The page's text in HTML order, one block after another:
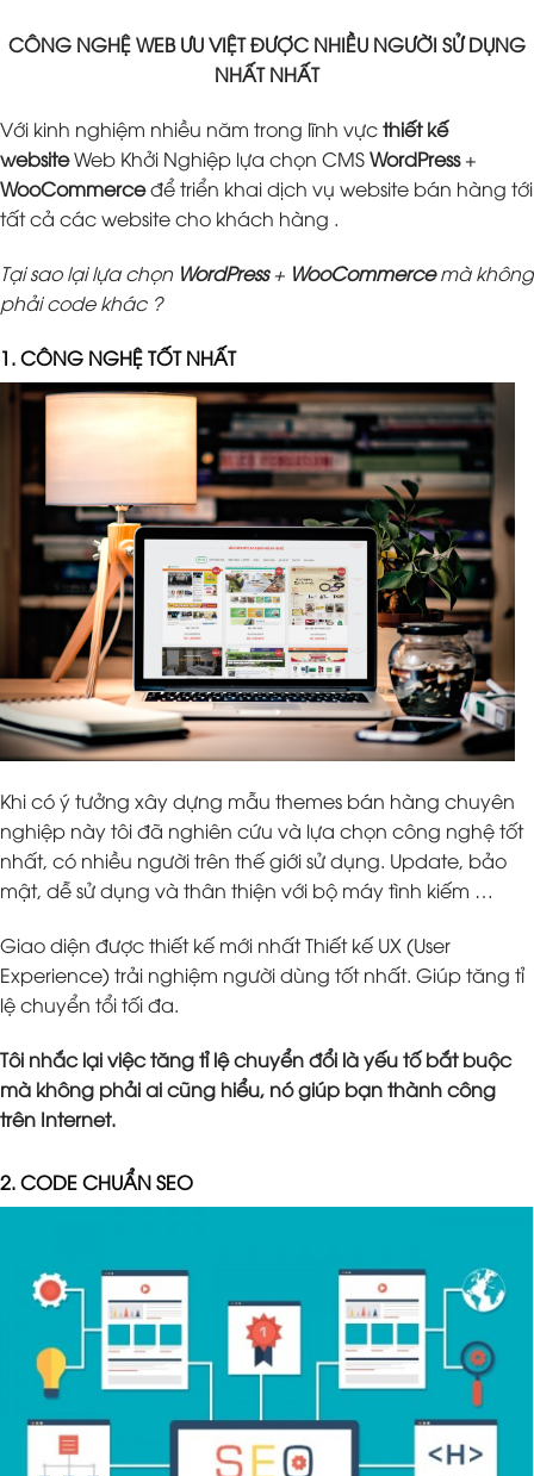
CÔNG NGHỆ WEB ƯU VIỆT ĐƯỢC NHIỀU NGƯỜI SỬ DỤNG
NHẤT NHẤT
Với kinh nghiệm nhiều năm trong lĩnh vựcthiết kế
websiteWeb Khởi Nghiệp lựa chọn CMSWordPress+
WooCommerceđể triển khai dịch vụ website bán hàng tới
tất cả các website cho khách hàng .
Tại sao lại lựa chọn WordPress+ WooCommercemà không
phải code khác ?
1. CÔNG NGHỆ TỐT NHẤT
Khi có ý tưởng xây dựng mẫu themes bán hàng chuyên
nghiệp này tôi đã nghiên cứu và lựa chọn công nghệ tốt
nhất, có nhiều người trên thế giới sử dụng. Update, bảo
mật, dễ sử dụng và thân thiện với bộ máy tình kiếm …
Giao diện được thiết kế mới nhất Thiết kế UX (User
Experience) trải nghiệm người dùng tốt nhất. Giúp tăng tỉ
lệ chuyển tổi tối đa.
Tôi nhắc lại việc tăng tỉ lệ chuyển đổi là yếu tố bắt buộc
mà không phải ai cũng hiểu, nó giúp bạn thành công
trên Internet.
2. CODE CHUẨN SEO